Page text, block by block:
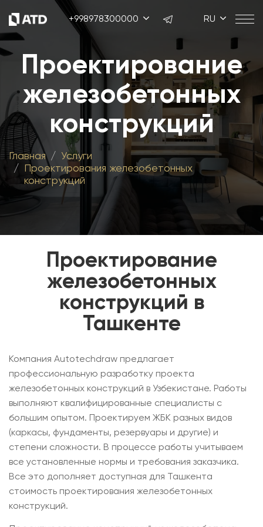
+998978300000 RU
Проектирование
железобетонных
конструкций
Главная
Услуги
Проектирования железобетонных
конструкций
Проектирование
железобетонных
конструкций в
Ташкенте
Компания Autotechdraw предлагает
профессиональную разработку проекта
железобетонных конструкций в Узбекистане. Работы
выполняют квалифицированные специалисты с
большим опытом. Проектируем ЖБК разных видов
(каркасы, фундаменты, резервуары и другие) и
степени сложности. В процессе работы учитываем
все установленные нормы и требования заказчика.
Все это дополняет доступная для Ташкента
стоимость проектирования железобетонных
конструкций.